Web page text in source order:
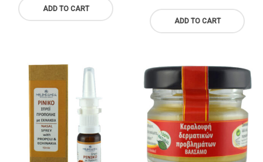
Spreads
Drinks
vegan food
Pastries
Delicatessen
ADD TO CART
ADD TO CART